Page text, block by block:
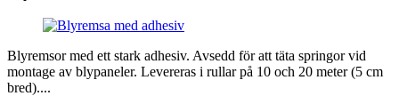
Blyremsor med ett stark adhesiv. Avsedd för att täta springor vid
montage av blypaneler. Levereras i rullar på 10 och 20 meter (5 cm
bred)....